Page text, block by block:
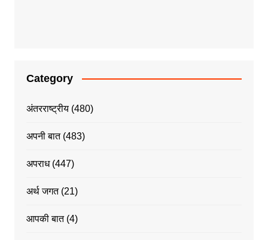
Category
अंतरराष्ट्रीय(480)
अपनी बात(483)
अपराध(447)
अर्थ जगत(21)
आपकी बात(4)